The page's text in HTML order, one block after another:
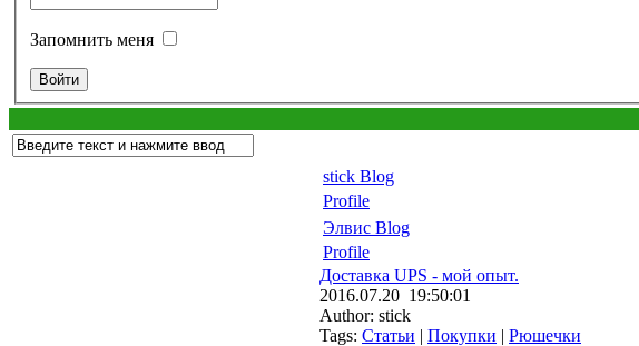
Запомнить меня
stick Blog
Profile
Элвис Blog
Profile
Доставка UPS - мой опыт.
2016.07.20 19:50:01
Author: stick
Tags: Статьи | Покупки | Рюшечки